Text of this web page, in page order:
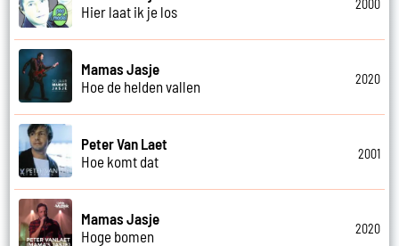
Hier laat ik je los
2000
Mamas Jasje
Hoe de helden vallen
2020
Peter Van Laet
Hoe komt dat
2001
Mamas Jasje
Hoge bomen
2020